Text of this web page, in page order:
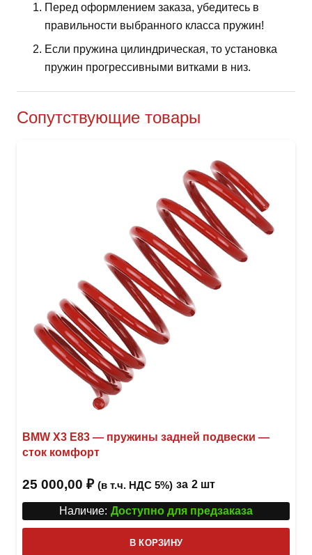
Перед оформлением заказа, убедитесь в
правильности выбранного класса пружин!
Если пружина цилиндрическая, то установка
пружин прогрессивными витками в низ.
Сопутствующие товары
BMW X3 E83 — пружины задней подвески —
сток комфорт
25 000,00 ₽ (в т.ч. НДС 5%) за 2 шт
Наличие: Доступно для предзаказа
В КОРЗИНУ